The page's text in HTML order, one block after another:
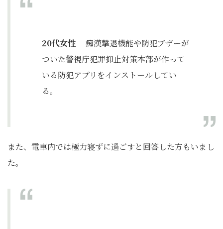
20代女性 痴漢撃退機能や防犯ブザーが
ついた警視庁犯罪抑止対策本部が作って
いる防犯アプリをインストールしてい
る。
また、電車内では極力寝ずに過ごすと回答した方もいまし
た。